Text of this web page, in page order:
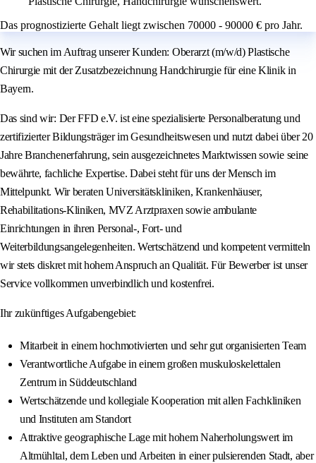
Das prognostizierte Gehalt liegt zwischen 70000 - 90000 € pro Jahr.
Wir suchen im Auftrag unserer Kunden: Oberarzt (m/w/d) Plastische
Chirurgie mit der Zusatzbezeichnung Handchirurgie für eine Klinik in
Bayern.
Das sind wir: Der FFD e.V. ist eine spezialisierte Personalberatung und
zertifizierter Bildungsträger im Gesundheitswesen und nutzt dabei über 20
Jahre Branchenerfahrung, sein ausgezeichnetes Marktwissen sowie seine
bewährte, fachliche Expertise. Dabei steht für uns der Mensch im
Mittelpunkt. Wir beraten Universitätskliniken, Krankenhäuser,
Rehabilitations-Kliniken, MVZ Arztpraxen sowie ambulante
Einrichtungen in ihren Personal-, Fort- und
Weiterbildungsangelegenheiten. Wertschätzend und kompetent vermitteln
wir stets diskret mit hohem Anspruch an Qualität. Für Bewerber ist unser
Service vollkommen unverbindlich und kostenfrei.
Ihr zukünftiges Aufgabengebiet:
Mitarbeit in einem hochmotivierten und sehr gut organisierten Team
Verantwortliche Aufgabe in einem großen muskuloskelettalen
Zentrum in Süddeutschland
Wertschätzende und kollegiale Kooperation mit allen Fachkliniken
und Instituten am Standort
Attraktive geographische Lage mit hohem Naherholungswert im
Altmühltal, dem Leben und Arbeiten in einer pulsierenden Stadt, aber